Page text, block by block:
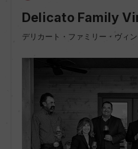
Delicato Family
デリカート・ファミリー・ヴィ